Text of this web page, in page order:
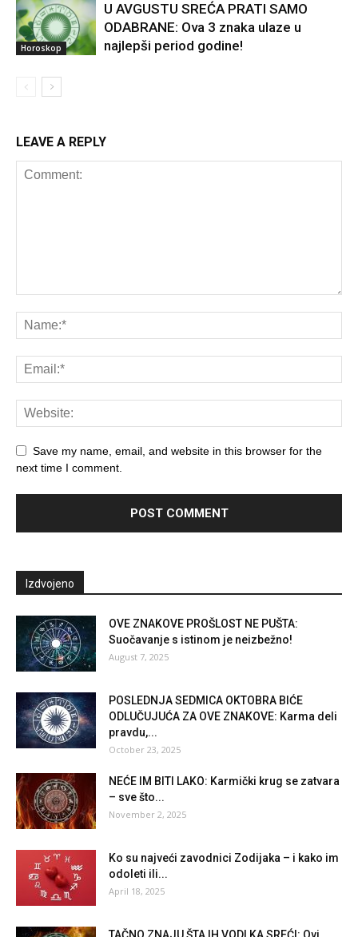
Horoskop
U AVGUSTU SREĆA PRATI SAMO
ODABRANE: Ova 3 znaka ulaze u
najlepši period godine!
LEAVE A REPLY
Save my name, email, and website in this browser for the
next time I comment.
Izdvojeno
OVE ZNAKOVE PROŠLOST NE PUŠTA:
Suočavanje s istinom je neizbežno!
August 7, 2025
POSLEDNJA SEDMICA OKTOBRA BIĆE
ODLUČUJUĆA ZA OVE ZNAKOVE: Karma deli
pravdu,...
October 23, 2025
NEĆE IM BITI LAKO: Karmički krug se zatvara
– sve što...
November 2, 2025
Ko su najveći zavodnici Zodijaka – i kako im
odoleti ili...
April 18, 2025